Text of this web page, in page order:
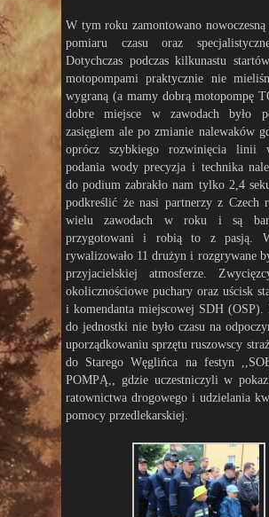
W tym roku zamontowano nowoczesną
pomiaru czasu oraz
Dotychczas podczas kilkunastu
motopompami praktycznie nie
wygraną (a mamy dobrą motopompę
dobre miejsce w zawodach było
zasięgiem ale po zmianie nalewaków
oprócz szybkiego rozwinięcia linii
podania wody precyzja i technika
do podium zabrakło nam tylko 2,4
podkreślić że nasi partnerzy z Czech
wielu zawodach w roku i są
przygotowani i robią to z pasją.
rywalizowało 11 drużyn i rozgrywane
przyjacielskiej atmosferze.
okolicznościowe puchary oraz uścisk
i komendanta miejscowej SDH (OSP).
do jednostki nie było czasu na
uporządkowaniu sprzętu ruszowscy
do Starego Węglińca na festyn
POMPĄ,, gdzie uczestniczyli w
ratownictwa drogowego i udzielania
pomocy przedlekarskiej.